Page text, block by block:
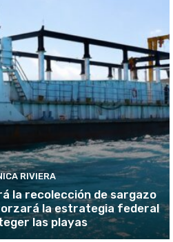
RIVIERA
la recolección de sargazo
la estrategia federal
las playas